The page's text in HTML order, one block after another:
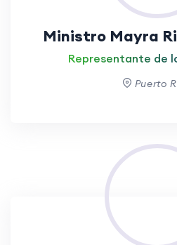
Ministro Mayra
Representante de
Puerto